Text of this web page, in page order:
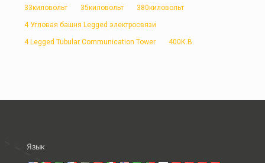
33киловольт 35киловольт 380киловольт
4 Угловая башня Legged электросвязи
4 Legged Tubular Communication Tower 400К.В.
Язык